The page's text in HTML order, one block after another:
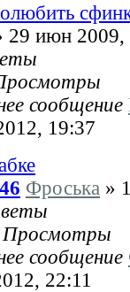
29 июн 2009,
сообщение
19:37
46 Фроська »
Просмотры
сообщение
22:11